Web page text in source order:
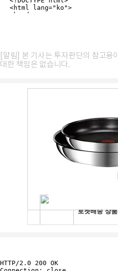
[알림] 본 기사는 투자판단의 참고용
대한 책임은 없습니다.